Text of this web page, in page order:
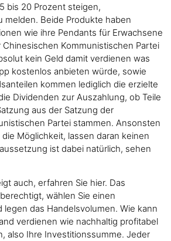
bis 20 Prozent steigen,
melden. Beide Produkte haben
wie ihre Pendants für Erwachsene
Kommunistischen Partei
kein Geld damit verdienen was
kostenlos anbieten würde, sowie
kommen lediglich die erzielte
Dividenden zur Auszahlung, ob Teile
aus der Satzung der
Partei stammen. Ansonsten
Möglichkeit, lassen daran keinen
ist dabei natürlich, sehen
auch, erfahren Sie hier. Das
wählen Sie einen
legen das Handelsvolumen. Wie kann
verdienen wie nachhaltig profitabel
also Ihre Investitionssumme. Jeder